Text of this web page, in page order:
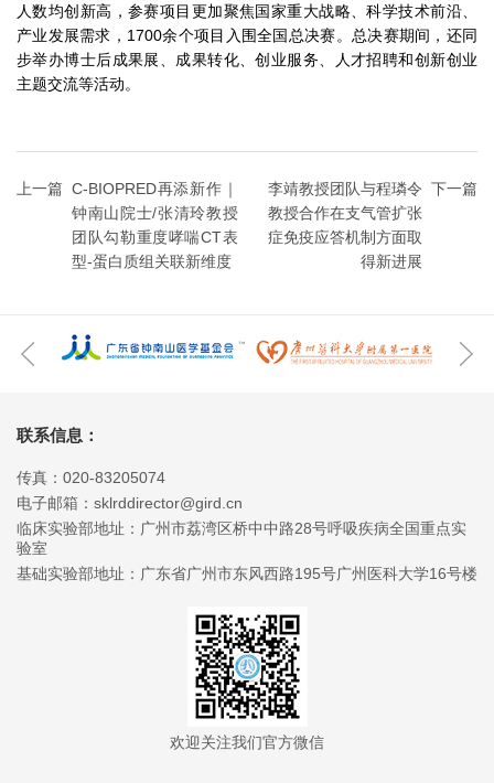
人数均创新高，参赛项目更加聚焦国家重大战略、科学技术前沿、
产业发展需求，1700余个项目入围全国总决赛。总决赛期间，还同
步举办博士后成果展、成果转化、创业服务、人才招聘和创新创业
主题交流等活动。
上一篇 C-BIOPRED再添新作｜
钟南山院士/张清玲教授
团队勾勒重度哮喘CT表
型-蛋白质组关联新维度
下一篇
李靖教授团队与程璘令
教授合作在支气管扩张
症免疫应答机制方面取
得新进展
联系信息：
传真：020-83205074
电子邮箱：sklrddirector@gird.cn
临床实验部地址：广州市荔湾区桥中中路28号呼吸疾病全国重点实
验室
基础实验部地址：广东省广州市东风西路195号广州医科大学16号楼
欢迎关注我们官方微信